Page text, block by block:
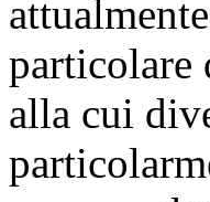
particolare
alla cui